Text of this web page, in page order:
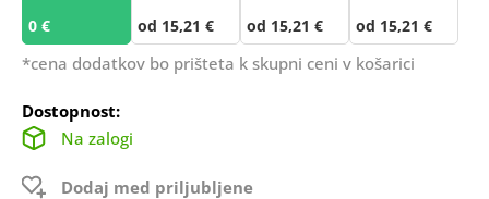
0 € od 15,21 € od 15,21 € od 15,21 €
*cena dodatkov bo prišteta k skupni ceni v košarici
Dostopnost:
Na zalogi
Dodaj med priljubljene